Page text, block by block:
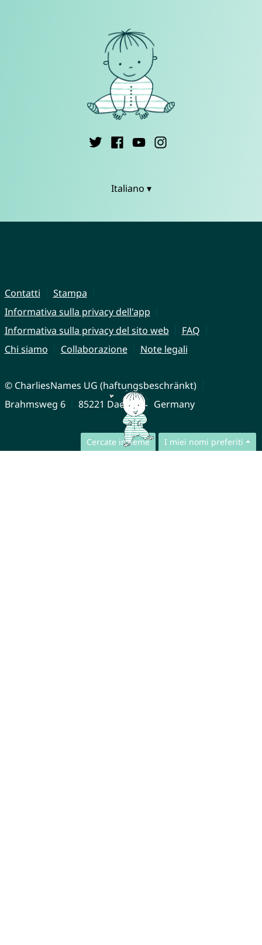
Cercate insieme I miei nomi preferiti
Italiano ▾
Contatti
Stampa
Informativa sulla privacy dell'app
Informativa sulla privacy del sito web
FAQ
Chi siamo
Collaborazione Note legali
© CharliesNames UG (haftungsbeschränkt)
Brahmsweg 6
85221 Dachau Germany